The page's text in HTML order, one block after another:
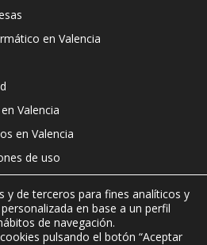
en Valencia
Valencia
en Valencia
de uso
y de terceros para fines analíticos y
en base a un perfil
de navegación.
pulsando el botón “Aceptar